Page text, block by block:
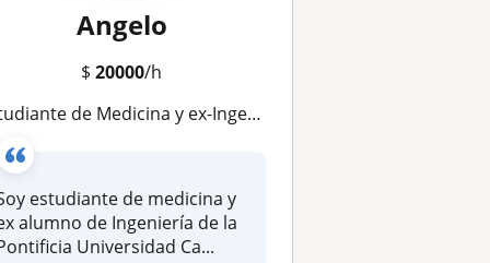
Angelo
$20000/h
de Medicina y ex-Ingeniería Doy Clases de Matemáticas PAES, Educación Básica, Media y Superior
estudiante de medicina y
alumno de Ingeniería de la
Universidad Ca...